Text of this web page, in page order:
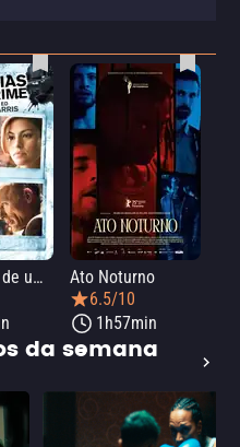
Evidências de um Crime
Ato Noturno
6.5/10
1h57min
da semana